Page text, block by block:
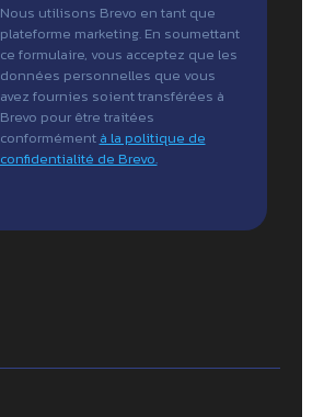
Nous utilisons Brevo en tant que
plateforme marketing. En soumettant
ce formulaire, vous acceptez que les
données personnelles que vous
avez fournies soient transférées à
Brevo pour être traitées
conformément à la politique de
confidentialité de Brevo.